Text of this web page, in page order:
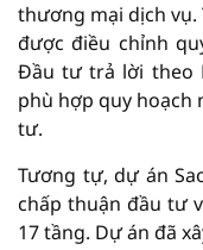
thương mại dịch vụ.
được điều chỉnh
Đầu tư trả lời theo
phù hợp quy hoạch
tư.
Tương tự, dự án
chấp thuận đầu tư
17 tầng. Dự án đã